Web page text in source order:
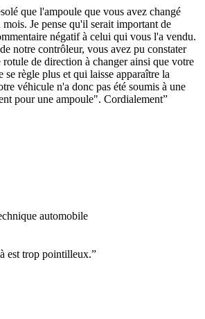
que l'ampoule que vous avez changé
Je pense qu'il serait important de
négatif à celui qui vous l'a vendu.
notre contrôleur, vous avez pu constater
de direction à changer ainsi que votre
se règle plus et qui laisse apparaître la
véhicule n'a donc pas été soumis à une
pour une ampoule". Cordialement”
automobile
est trop pointilleux.”